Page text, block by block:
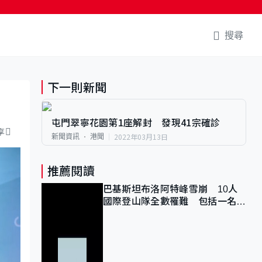
搜尋
下一則新聞
屯門翠寧花園第1座解封 發現41宗確診
新聞資訊 港聞 2022年03月13日
推薦閱讀
巴基斯坦布洛阿特峰雪崩 10人
國際登山隊全數罹難 包括一名中